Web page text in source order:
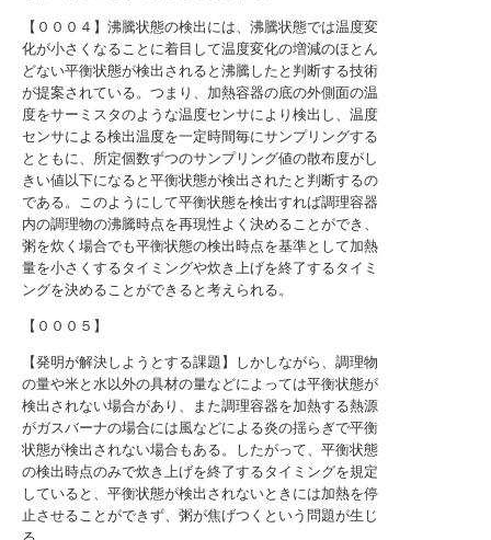
【０００４】沸騰状態の検出には、沸騰状態では温度変
化が小さくなることに着目して温度変化の増減のほとん
どない平衡状態が検出されると沸騰したと判断する技術
が提案されている。つまり、加熱容器の底の外側面の温
度をサーミスタのような温度センサにより検出し、温度
センサによる検出温度を一定時間毎にサンプリングする
とともに、所定個数ずつのサンプリング値の散布度がし
きい値以下になると平衡状態が検出されたと判断するの
である。このようにして平衡状態を検出すれば調理容器
内の調理物の沸騰時点を再現性よく決めることができ、
粥を炊く場合でも平衡状態の検出時点を基準として加熱
量を小さくするタイミングや炊き上げを終了するタイミ
ングを決めることができると考えられる。
【０００５】
【発明が解決しようとする課題】しかしながら、調理物
の量や米と水以外の具材の量などによっては平衡状態が
検出されない場合があり、また調理容器を加熱する熱源
がガスバーナの場合には風などによる炎の揺らぎで平衡
状態が検出されない場合もある。したがって、平衡状態
の検出時点のみで炊き上げを終了するタイミングを規定
していると、平衡状態が検出されないときには加熱を停
止させることができず、粥が焦げつくという問題が生じ